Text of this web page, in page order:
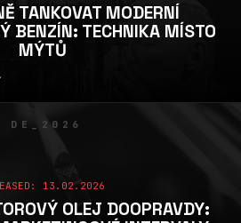
TANKOVAT MODERNÍ
BENZÍN: TECHNIKA MÍSTO
MÝTŮ
13.02.2026
OLEJ DOOPRAVDY: